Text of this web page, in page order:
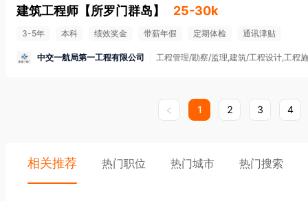
建筑工程师 【所罗门群岛】 25-30k
3-5年 本科 绩效奖金 带薪年假 定期体检 通讯津贴
中交一航局第一工程有限公司 工程管理/勘察/监理,建筑/工程设计,工程
1 2 3 4
相关推荐 热门职位 热门城市 热门搜索